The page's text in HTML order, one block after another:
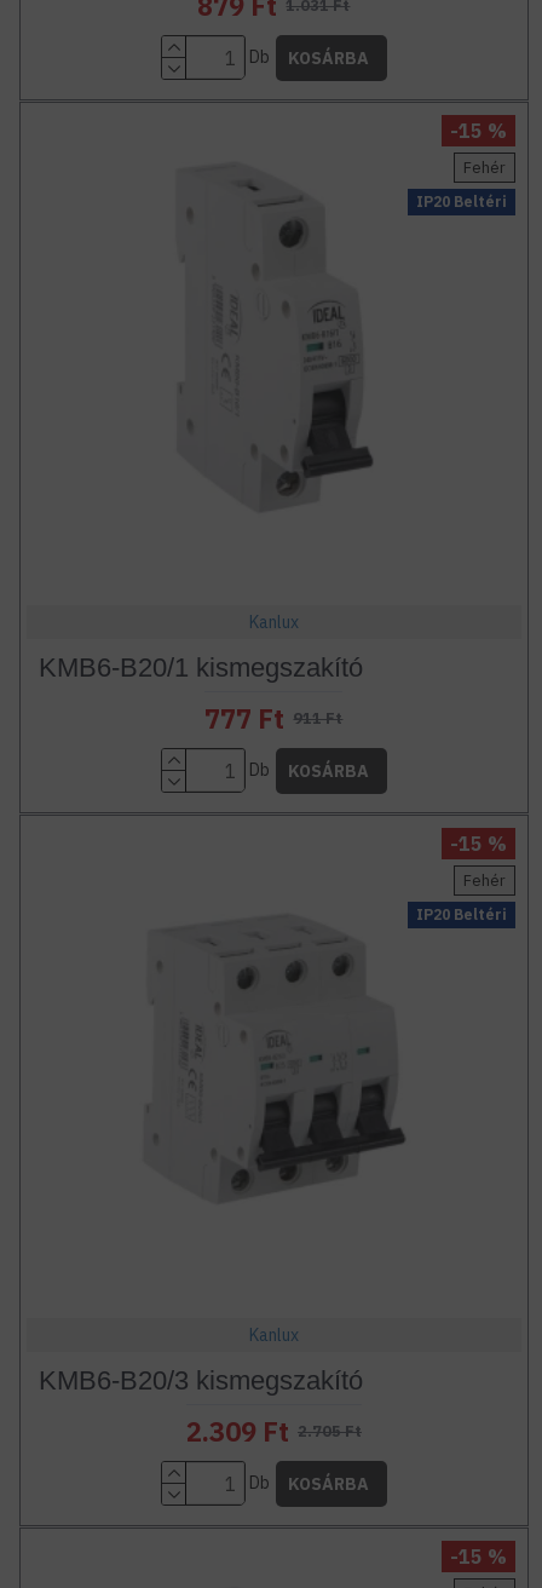
1.031 Ft
Db KOSÁRBA
IP20 Beltéri
Fehér
-15 %
Kanlux
KMB6-B20/1 kismegszakító
777 Ft 911 Ft
Db KOSÁRBA
IP20 Beltéri
Fehér
-15 %
Kanlux
KMB6-B20/3 kismegszakító
2.309 Ft 2.705 Ft
Db KOSÁRBA
-15 %